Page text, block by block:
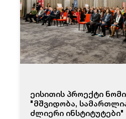
ეისითის პროექტი
"მშვიდობა,
ძლიერი ინსტიტუტები"